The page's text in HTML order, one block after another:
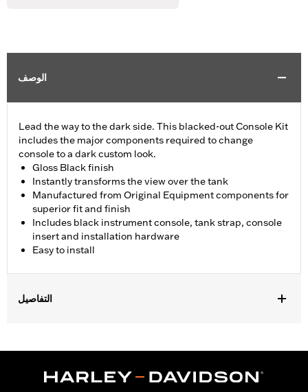
الوصف
Lead the way to the dark side. This blacked-out Console Kit
includes the major components required to change
console to a dark custom look.
Gloss Black finish
Instantly transforms the view over the tank
Manufactured from Original Equipment components for
superior fit and finish
Includes black instrument console, tank strap, console
insert and installation hardware
Easy to install
التفاصيل
Sold In Units:Each